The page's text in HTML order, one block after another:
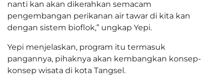
nanti kan akan dikerahkan semacam
pengembangan perikanan air tawar di kita kan
dengan sistem bioflok,” ungkap Yepi.
Yepi menjelaskan, program itu termasuk
pangannya, pihaknya akan kembangkan konsep-
konsep wisata di kota Tangsel.